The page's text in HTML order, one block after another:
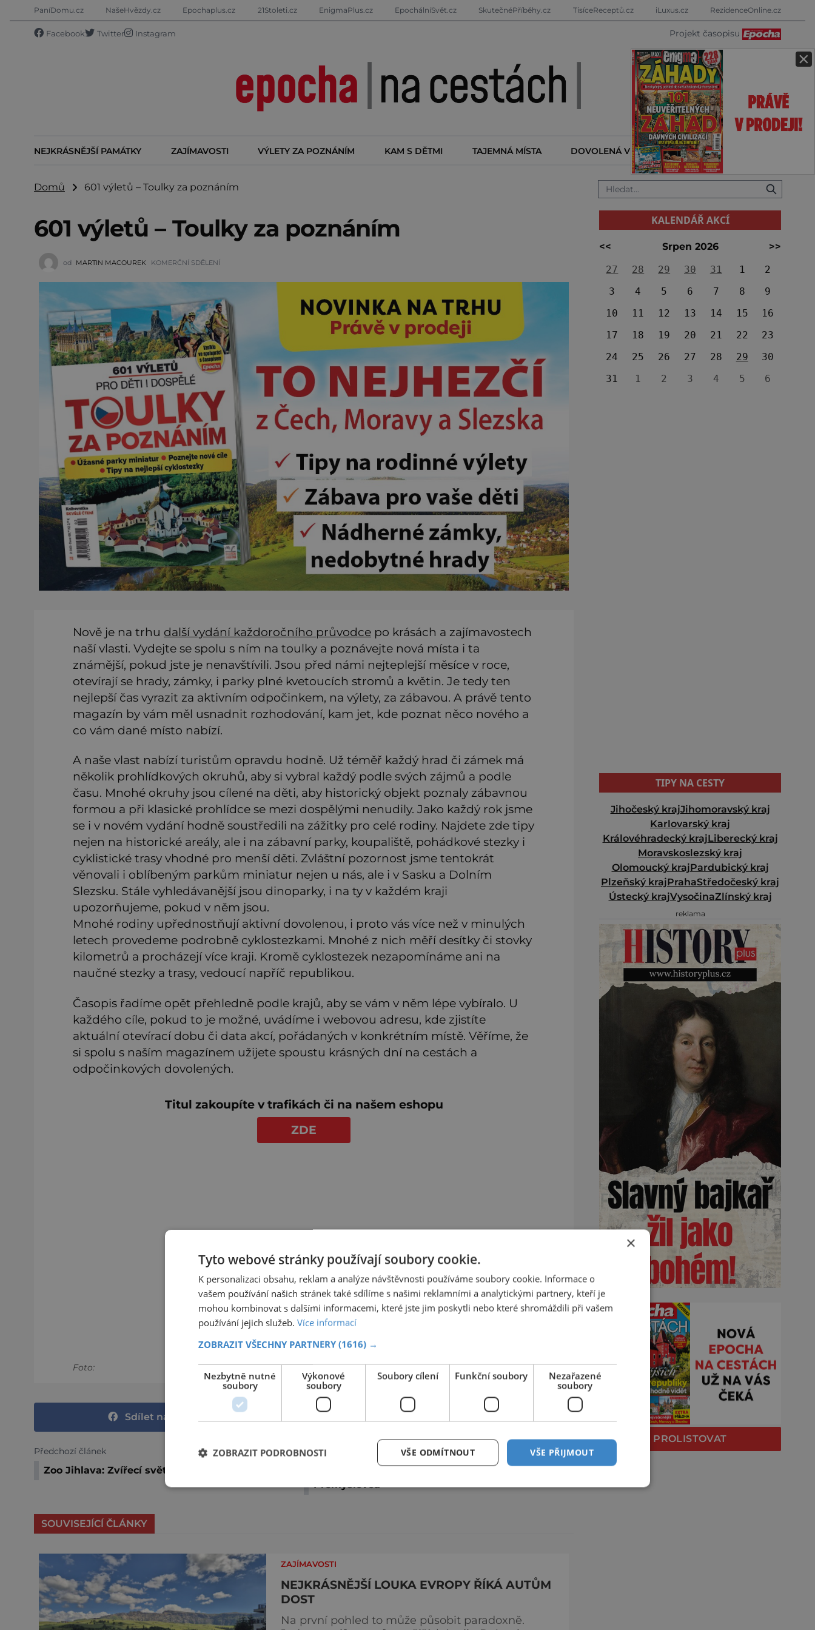
×
PaníDomu.cz NašeHvězdy.cz Epochaplus.cz 21Stoleti.cz EnigmaPlus.cz EpochálníSvět.cz SkutečnéPříběhy.cz TisíceReceptů.cz iLuxus.cz RezidenceOnline.cz
Facebook Twitter Instagram Projekt časopisu
NEJKRÁSNĚJŠÍ PAMÁTKY ZAJÍMAVOSTI VÝLETY ZA POZNÁNÍM KAM S DĚTMI TAJEMNÁ MÍSTA DOVOLENÁ V ZAHRANIČÍ KALENDÁŘ AKCÍ
Domů 601 výletů – Toulky za poznáním
601 výletů – Toulky za poznáním
od MARTIN MACOUREK KOMERČNÍ SDĚLENÍ
Nově je na trhu další vydání každoročního průvodce po krásách a zajímavostech
naší vlasti. Vydejte se spolu s ním na toulky a poznávejte nová místa i ta
známější, pokud jste je nenavštívili. Jsou před námi nejteplejší měsíce v roce,
otevírají se hrady, zámky, i parky plné kvetoucích stromů a květin. Je tedy ten
nejlepší čas vyrazit za aktivním odpočinkem, na výlety, za zábavou. A právě tento
magazín by vám měl usnadnit rozhodování, kam jet, kde poznat něco nového a
co vám dané místo nabízí.
A naše vlast nabízí turistům opravdu hodně. Už téměř každý hrad či zámek má
několik prohlídkových okruhů, aby si vybral každý podle svých zájmů a podle
času. Mnohé okruhy jsou cílené na děti, aby historický objekt poznaly zábavnou
formou a při klasické prohlídce se mezi dospělými nenudily. Jako každý rok jsme
se i v novém vydání hodně soustředili na zážitky pro celé rodiny. Najdete zde tipy
nejen na historické areály, ale i na zábavní parky, koupaliště, pohádkové stezky i
cyklistické trasy vhodné pro menší děti. Zvláštní pozornost jsme tentokrát
věnovali i oblíbeným parkům miniatur nejen u nás, ale i v Sasku a Dolním
Slezsku. Stále vyhledávanější jsou dinoparky, i na ty v každém kraji
upozorňujeme, pokud v něm jsou.
Mnohé rodiny upřednostňují aktivní dovolenou, i proto vás více než v minulých
letech provedeme podrobně cyklostezkami. Mnohé z nich měří desítky či stovky
kilometrů a procházejí více kraji. Kromě cyklostezek nezapomínáme ani na
naučné stezky a trasy, vedoucí napříč republikou.
Časopis řadíme opět přehledně podle krajů, aby se vám v něm lépe vybíralo. U
každého cíle, pokud to je možné, uvádíme i webovou adresu, kde zjistíte
aktuální otevírací dobu či data akcí, pořádaných v konkrétním místě. Věříme, že
si spolu s naším magazínem užijete spoustu krásných dní na cestách a
odpočinkových dovolených.
Titul zakoupíte v trafikách či na našem eshopu
ZDE
Foto:
Sdílet na Facebooku
Předchozí článek
Zoo Jihlava: Zvířecí svět uprostřed města
Další článek
Olomoucký hrad: Pýcha i tragédie rodu
Přemyslovců
SOUVISEJÍCÍ ČLÁNKY
ZAJÍMAVOSTI
NEJKRÁSNĚJŠÍ LOUKA EVROPY ŘÍKÁ AUTŮM
DOST
Na první pohled to může působit paradoxně.
KALENDÁŘ AKCÍ
<< Srpen 2026
>>
27
28 29 30 31 1
2
3
4 5 6 7 8
9
10
11 12 13 14 15
16
17
18 19 20 21 22
23
24
25 26 27 28 29
30
31
1 2 3 4 5 6
TIPY NA CESTY
Jihočeský krajJihomoravský kraj
Karlovarský kraj
Královéhradecký krajLiberecký kraj
Moravskoslezský kraj
Olomoucký krajPardubický kraj
Plzeňský krajPrahaStředočeský kraj
Ústecký krajVysočinaZlínský kraj
reklama
PROLISTOVAT
×
Tyto webové stránky používají soubory cookie.
K personalizaci obsahu, reklam a analýze návštěvnosti používáme soubory cookie. Informace o
vašem používání našich stránek také sdílíme s našimi reklamními a analytickými partnery, kteří je
mohou kombinovat s dalšími informacemi, které jste jim poskytli nebo které shromáždili při vašem
používání jejich služeb. Více informací
ZOBRAZIT VŠECHNY PARTNERY (1616) →
Nezbytně nutné
soubory
Výkonové
soubory
Soubory cílení Funkční soubory
Nezařazené
soubory
VŠE PŘIJMOUT
VŠE ODMÍTNOUT
ZOBRAZIT PODROBNOSTI